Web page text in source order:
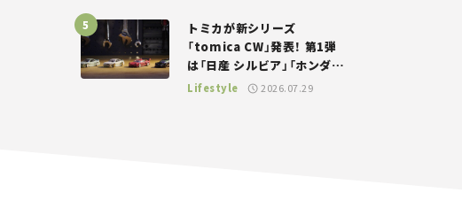
トミカが新シリーズ
「tomica CW」発表！ 第1弾
は「日産 シルビア」「ホンダ
NSX」が登場。世界が注目す
Lifestyle 2026.07.29